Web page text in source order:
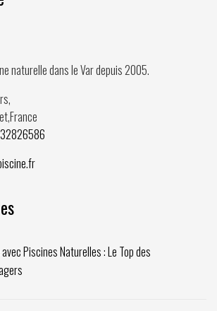
naturelle dans le Var depuis2005.
,France
Piscines Naturelles : Le Top des